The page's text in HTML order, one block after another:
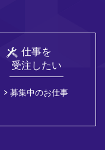
仕事を
受注したい
募集中のお仕事